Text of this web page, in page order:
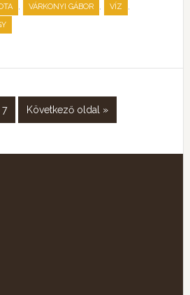
, VÁRKONYI GÁBOR , VÍZ ,
7 Következő oldal »